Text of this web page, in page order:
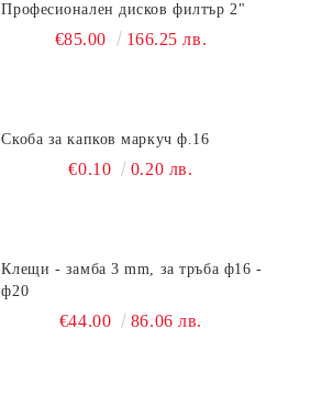
Професионален дисков филтър 2"
€85.00 166.25 лв.
Скоба за капков маркуч ф.16
€0.10 0.20 лв.
Клещи - замба 3 mm, за тръба ф16 -
ф20
€44.00 86.06 лв.